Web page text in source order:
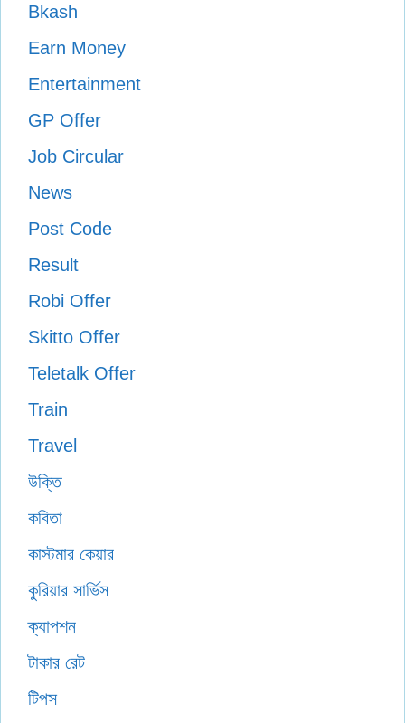
Bkash
Earn Money
Entertainment
GP Offer
Job Circular
News
Post Code
Result
Robi Offer
Skitto Offer
Teletalk Offer
Train
Travel
উক্তি
কবিতা
কাস্টমার কেয়ার
কুরিয়ার সার্ভিস
ক্যাপশন
টাকার রেট
টিপস